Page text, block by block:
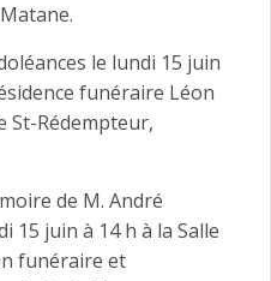
le lundi 15 juin
funéraire Léon
St-Rédempteur,
de M. André
15 juin à 14 h à la Salle
funéraire et